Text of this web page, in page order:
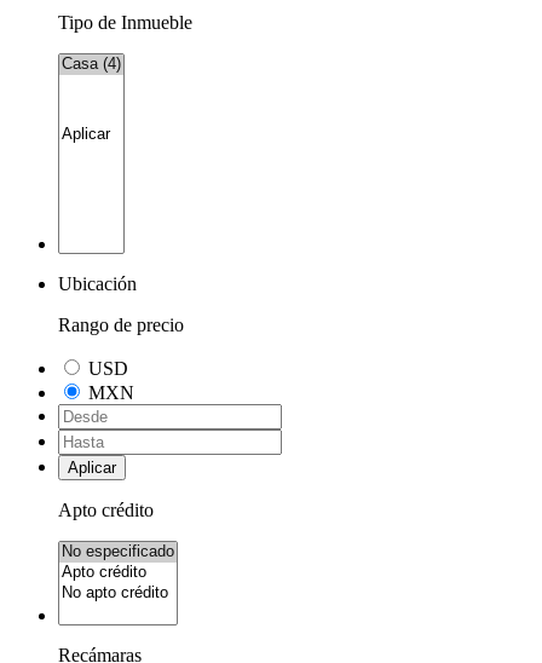
Tipo de Inmueble
Ubicación
Rango de precio
USD
MXN
Aplicar
Apto crédito
Recámaras